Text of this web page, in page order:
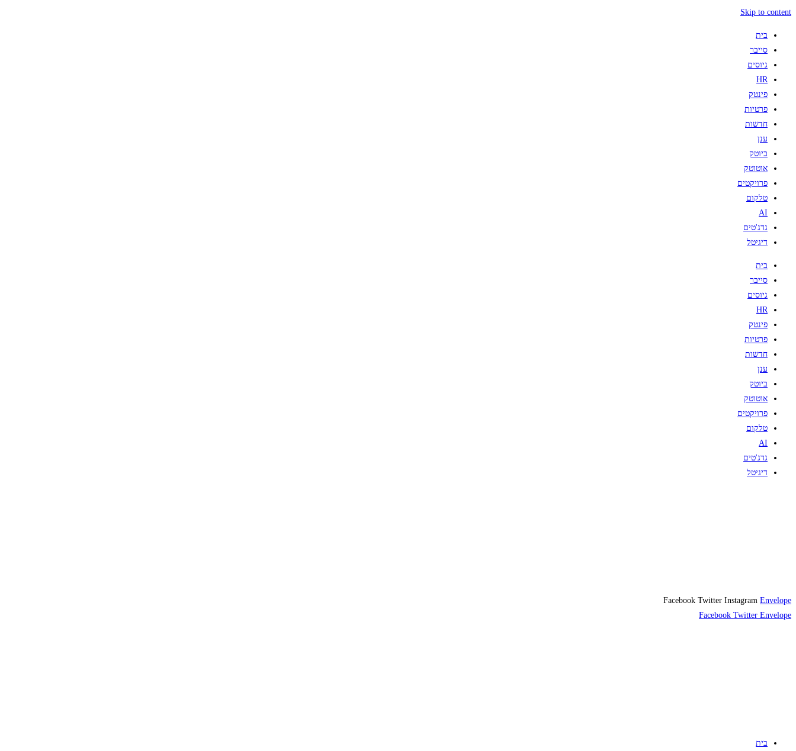
Skip to content
בית
סייבר
גיוסים
HR
פינטק
פרטיות
חדשות
ענן
ביוטק
אוטוטק
פרויקטים
טלקום
AI
גדג'טים
דיגיטל
בית
סייבר
גיוסים
HR
פינטק
פרטיות
חדשות
ענן
ביוטק
אוטוטק
פרויקטים
טלקום
AI
גדג'טים
דיגיטל
Facebook Twitter Instagram Envelope
Facebook Twitter Envelope
בית